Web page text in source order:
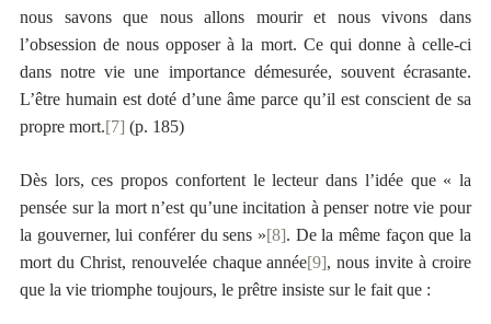
nous savons que nous allons mourir et nous vivons dans
l’obsession de nous opposer à la mort. Ce qui donne à celle-ci
dans notre vie une importance démesurée, souvent écrasante.
L’être humain est doté d’une âme parce qu’il est conscient de sa
propre mort.[7] (p. 185)
Dès lors, ces propos confortent le lecteur dans l’idée que « la
pensée sur la mort n’est qu’une incitation à penser notre vie pour
la gouverner, lui conférer du sens »[8]. De la même façon que la
mort du Christ, renouvelée chaque année[9], nous invite à croire
que la vie triomphe toujours, le prêtre insiste sur le fait que :